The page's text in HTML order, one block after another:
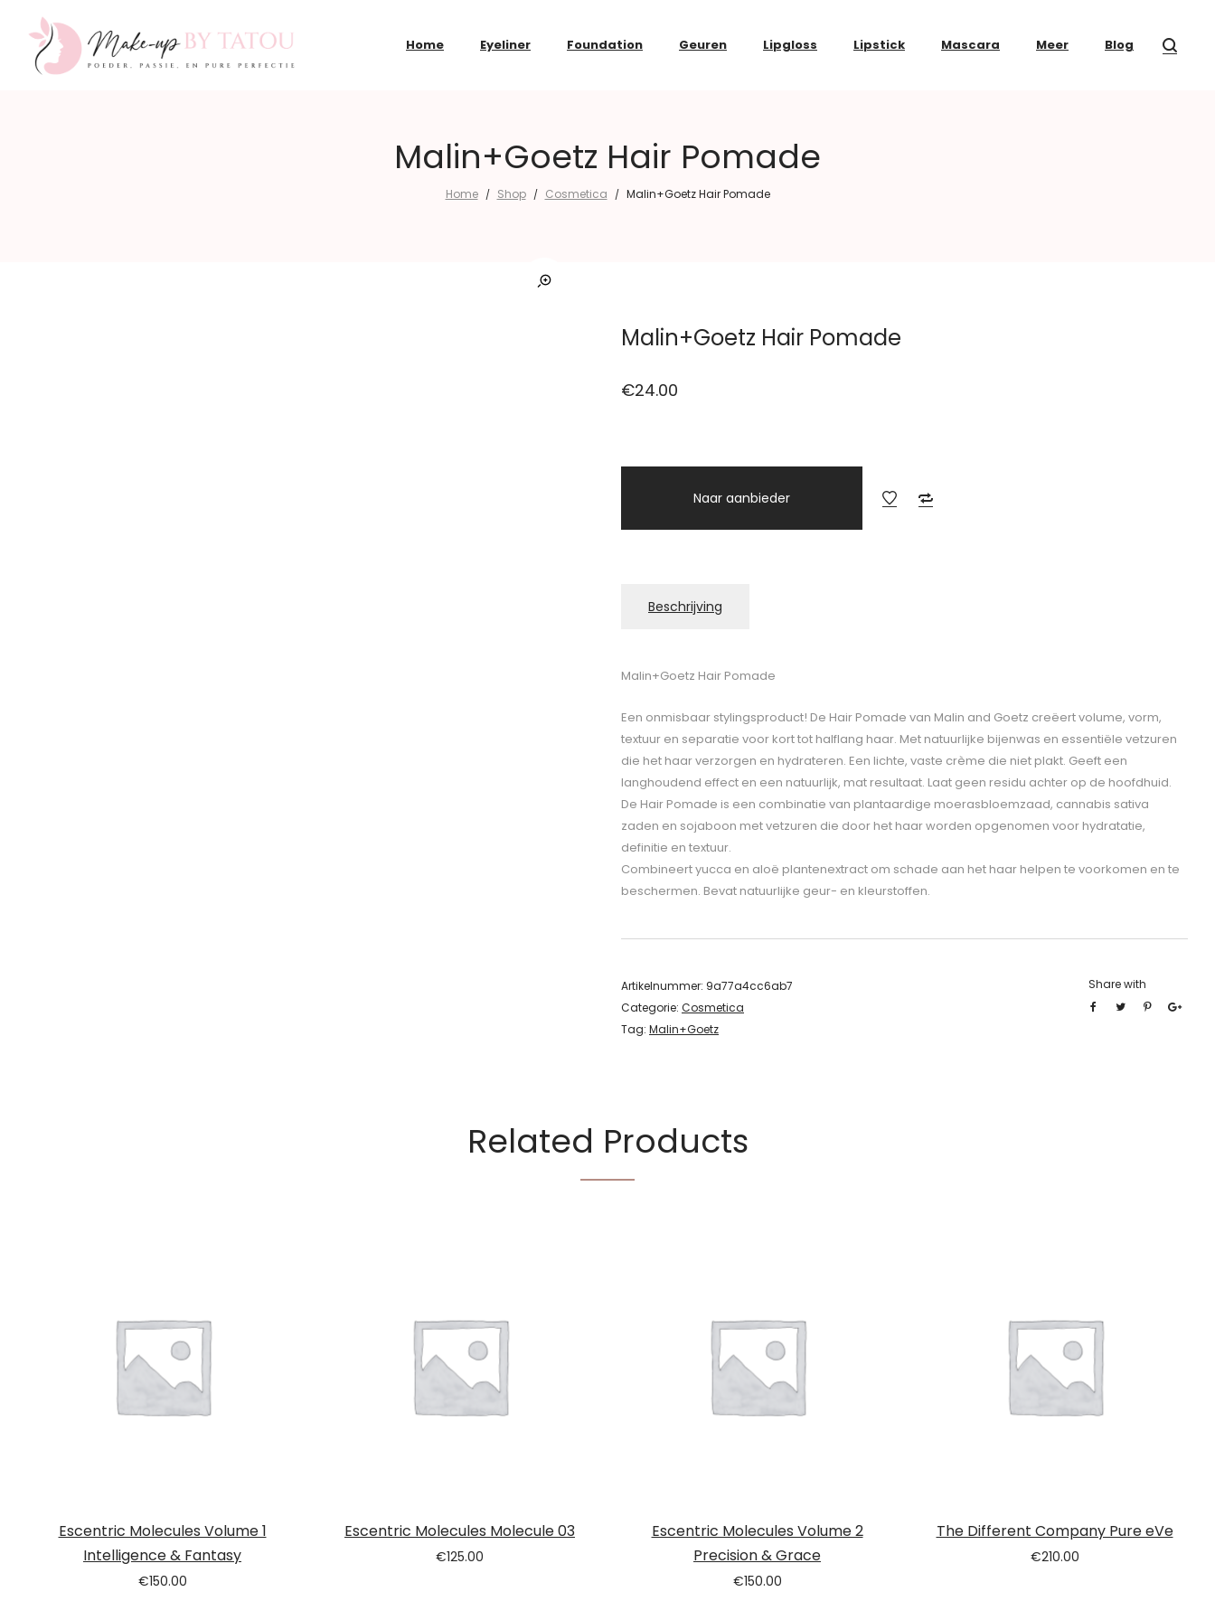
Home Eyeliner Foundation Geuren Lipgloss Lipstick Mascara Meer Blog
Malin+Goetz Hair Pomade
Home / Shop / Cosmetica / Malin+Goetz Hair Pomade
Malin+Goetz Hair Pomade
€24.00
Naar aanbieder
Beschrijving
Malin+Goetz Hair Pomade
Een onmisbaar stylingsproduct! De Hair Pomade van Malin and Goetz creëert volume, vorm,
textuur en separatie voor kort tot halflang haar. Met natuurlijke bijenwas en essentiële vetzuren
die het haar verzorgen en hydrateren. Een lichte, vaste crème die niet plakt. Geeft een
langhoudend effect en een natuurlijk, mat resultaat. Laat geen residu achter op de hoofdhuid.
De Hair Pomade is een combinatie van plantaardige moerasbloemzaad, cannabis sativa
zaden en sojaboon met vetzuren die door het haar worden opgenomen voor hydratatie,
definitie en textuur.
Combineert yucca en aloë plantenextract om schade aan het haar helpen te voorkomen en te
beschermen. Bevat natuurlijke geur- en kleurstoffen.
Artikelnummer: 9a77a4cc6ab7
Categorie: Cosmetica
Tag: Malin+Goetz
Share with
Related Products
Escentric Molecules Volume 1
Intelligence & Fantasy
€150.00
Escentric Molecules Molecule 03
€125.00
Escentric Molecules Volume 2
Precision & Grace
€150.00
The Different Company Pure eVe
€210.00